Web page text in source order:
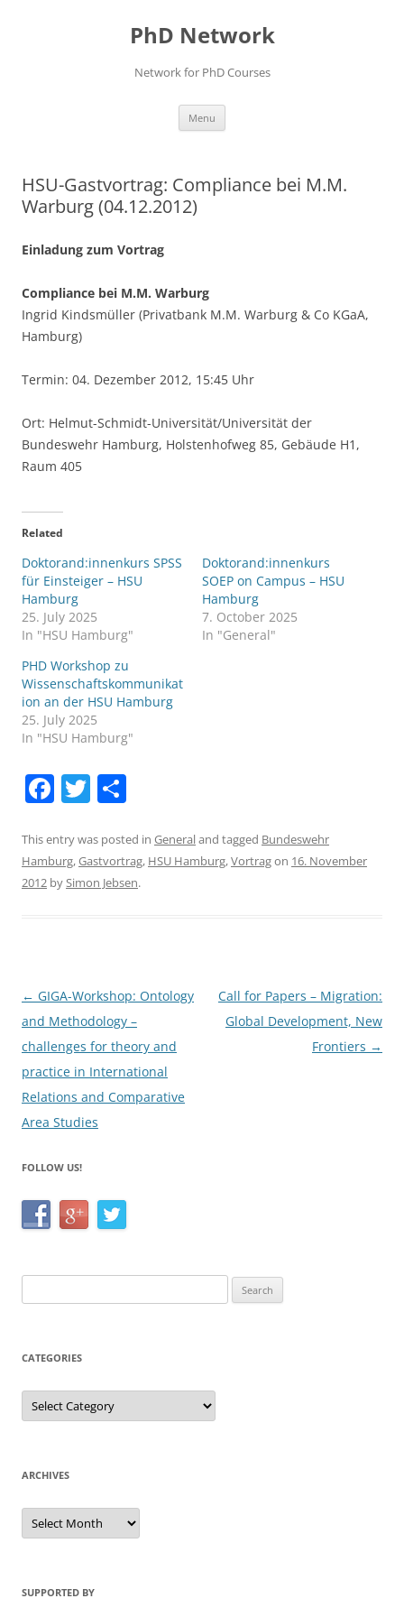
PhD Network
Network for PhD Courses
Menu
HSU-Gastvortrag: Compliance bei M.M.
Warburg (04.12.2012)
Einladung zum Vortrag
Compliance bei M.M. Warburg
Ingrid Kindsmüller (Privatbank M.M. Warburg & Co KGaA,
Hamburg)
Termin: 04. Dezember 2012, 15:45 Uhr
Ort: Helmut-Schmidt-Universität/Universität der
Bundeswehr Hamburg, Holstenhofweg 85, Gebäude H1,
Raum 405
Related
Doktorand:innenkurs SPSS
für Einsteiger – HSU
Hamburg
25. July 2025
In "HSU Hamburg"
Doktorand:innenkurs
SOEP on Campus – HSU
Hamburg
7. October 2025
In "General"
PHD Workshop zu
Wissenschaftskommunikat
ion an der HSU Hamburg
25. July 2025
In "HSU Hamburg"
F
c
e
k
T
itt
er
ar
e
This entry was posted in Generaland tagged Bundeswehr
Hamburg,Gastvortrag, HSU Hamburg,Vortragon 16. November
2012 bySimon Jebsen.
Post
navigation
← GIGA-Workshop: Ontology
and Methodology –
challenges for theory and
practice in International
Relations and Comparative
Area Studies
Call for Papers – Migration:
Global Development, New
Frontiers →
FOLLOW US!
for:
CATEGORIES
Categories
ARCHIVES
Archives
SUPPORTED BY